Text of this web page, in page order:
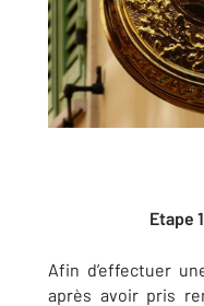
Etape
Afin d’effectuer
après avoir pris